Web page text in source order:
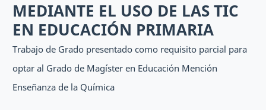
MEDIANTE EL USO DE LAS TIC
EN EDUCACIÓN PRIMARIA
Trabajo de Grado presentado como requisito parcial para
optar al Grado de Magíster en Educación Mención
Enseñanza de la Química